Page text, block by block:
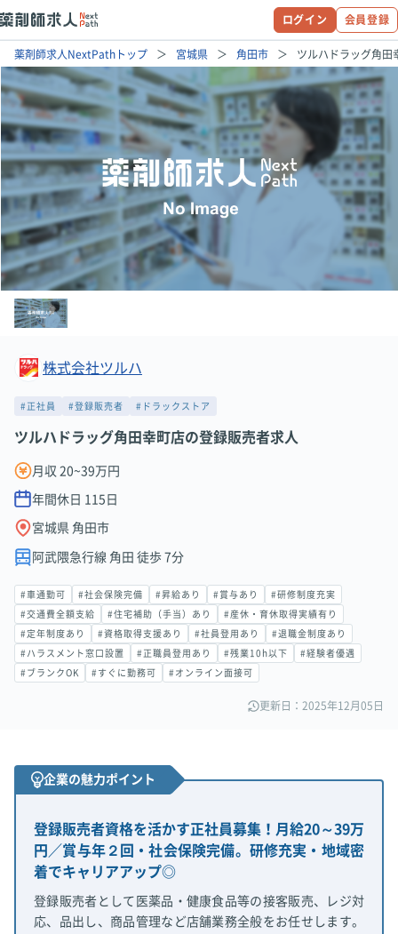
ログイン 会員登録
薬剤師求人NextPathトップ 宮城県 角田市 ツルハドラッグ角田
株式会社ツルハ
#正社員 #登録販売者 #ドラックストア
ツルハドラッグ角田幸町店の登録販売者求人
月収 20~39万円
年間休日 115 日
宮城県 角田市
阿武隈急行線 角田 徒歩 7分
#車通勤可 #社会保険完備 #昇給あり #賞与あり #研修制度充実
#交通費全額支給 #住宅補助（手当）あり #産休・育休取得実績有り
#定年制度あり #資格取得支援あり #社員登用あり #退職金制度あり
#ハラスメント窓口設置 #正職員登用あり #残業10h以下 #経験者優遇
#ブランクOK #すぐに勤務可 #オンライン面接可
更新日：2025年12月05日
企業の魅力ポイント
登録販売者資格を活かす正社員募集！月給20～39万
円／賞与年２回・社会保険完備。研修充実・地域密
着でキャリアアップ◎
登録販売者として医薬品・健康食品等の接客販売、レジ対
応、品出し、商品管理など店舗業務全般をお任せします。